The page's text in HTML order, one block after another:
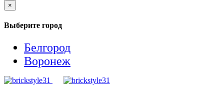
×
Выберите город
Белгород
Воронеж